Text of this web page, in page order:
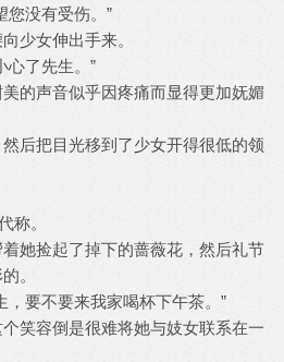
您没有受伤。”
少女伸出手来。
心了先生。”
的声音似乎因疼痛而显得更加妩媚
后把目光移到了少女开得很低的领
称。
她捡起了掉下的蔷薇花，然后礼节
。
，要不要来我家喝杯下午茶。”
笑容倒是很难将她与妓女联系在一